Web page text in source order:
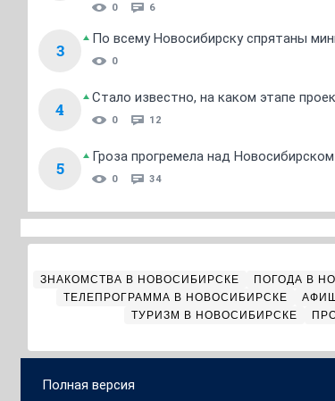
0 6
3
По всему Новосибирску спрятаны
0
4
Стало известно, на каком этапе
0 12
5
Гроза прогремела над
0 34
ЗНАКОМСТВА В НОВОСИБИРСКЕ ПОГОДА В
ТЕЛЕПРОГРАММА В НОВОСИБИРСКЕ
ТУРИЗМ В НОВОСИБИРСКЕ
Полная версия